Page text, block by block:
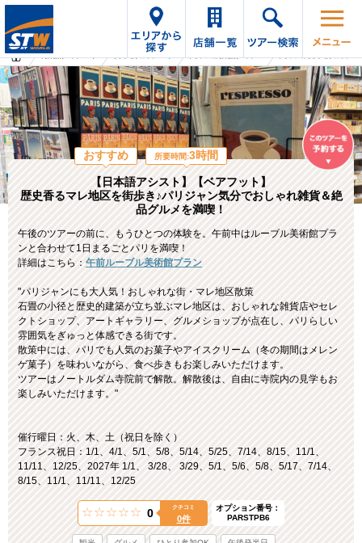
【日本語アシスト】【ベアフット】
歴史香るマレ地区を街歩き♪パリジャン気分でおしゃれ雑貨＆絶
品グルメを満喫！
午後のツアーの前に、もうひとつの体験を。午前中はルーブル美術館プラ
ンと合わせて1日まるごとパリを満喫！
詳細はこちら： 午前ルーブル美術館プラン
"パリジャンにも大人気！おしゃれな街・マレ地区散策
石畳の小径と歴史的建築が立ち並ぶマレ地区は、おしゃれな雑貨店やセレ
クトショップ、アートギャラリー、グルメショップが点在し、パリらしい
雰囲気をぎゅっと体感できる街です。
散策中には、パリでも人気のお菓子やアイスクリーム（冬の期間はメレン
ゲ菓子）を味わいながら、食べ歩きもお楽しみいただけます。
ツアーはノートルダム寺院前で解散。解散後は、自由に寺院内の見学もお
楽しみいただけます。"
催行曜日：火、木、土（祝日を除く）
フランス祝日：1/1、4/1、5/1、5/8、5/14、5/25、7/14、8/15、11/1、
11/11、12/25、2027年 1/1、 3/28、 3/29、5/1、5/6、5/8、5/17、7/14、
8/15、11/1、11/11、12/25
0 クチコミ
0件
オプション番号：
PARSTPB6
おすすめ 所要時間:3時間